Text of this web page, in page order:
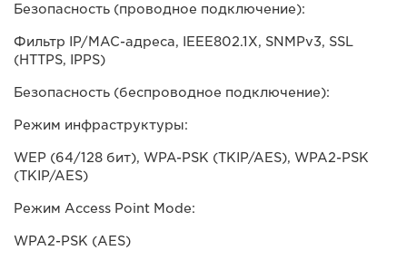
Безопасность (проводное подключение):
Фильтр IP/MAC-адреса, IEEE802.1X, SNMPv3, SSL
(HTTPS, IPPS)
Безопасность (беспроводное подключение):
Режим инфраструктуры:
WEP (64/128 бит), WPA-PSK (TKIP/AES), WPA2-PSK
(TKIP/AES)
Режим Access Point Mode:
WPA2-PSK (AES)